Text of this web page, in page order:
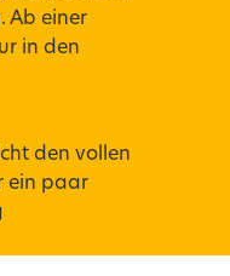
Ab einer
in den
den vollen
ein paar